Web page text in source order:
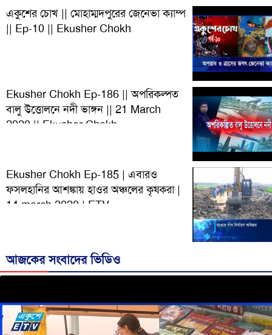
একুশের চোখ || মোহাম্মদপুরের জেনেভা ক্যাম্প
|| Ep-10 || Ekusher Chokh
Ekusher Chokh Ep-186 || অপরিকল্পত
বালু উত্তোলনে নদী ভাঙ্গন || 21 March
2020 || Ekusher Chokh
Ekusher Chokh Ep-185 | এবারও
ফসলহানির আশঙ্কায় হাওর অঞ্চলের কৃষকরা |
14 march 2020 | ETV
আজকের সংবাদের ভিডিও